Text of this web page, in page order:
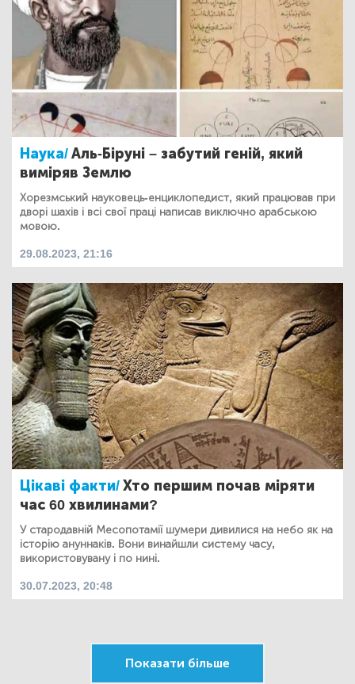
Наука/Аль-Біруні – забутий геній, який
виміряв Землю
Хорезмський науковець-енциклопедист, який працював при
дворі шахів і всі свої праці написав виключно арабською
мовою.
29.08.2023, 21:16
Цікаві факти/Хто першим почав міряти
час 60 хвилинами?
У стародавній Месопотамії шумери дивилися на небо як на
історію ануннаків. Вони винайшли систему часу,
використовувану і по нині.
30.07.2023, 20:48
Показати більше